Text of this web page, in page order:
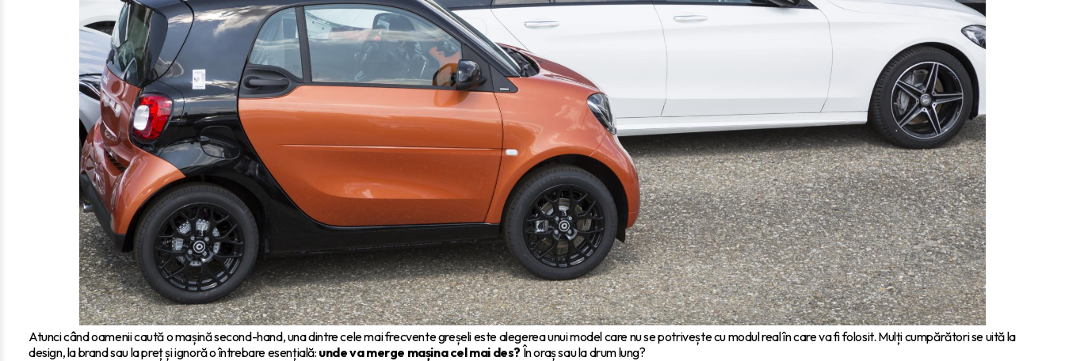
Atunci când oamenii caută o mașină second-hand, una dintre cele mai frecvente greșeli este alegerea unui model care nu se potrivește cu modul real în care va fi folosit. Mulți cumpărători se uită la
design, la brand sau la preț și ignoră o întrebare esențială: unde va merge mașina cel mai des?În oraș sau la drum lung?